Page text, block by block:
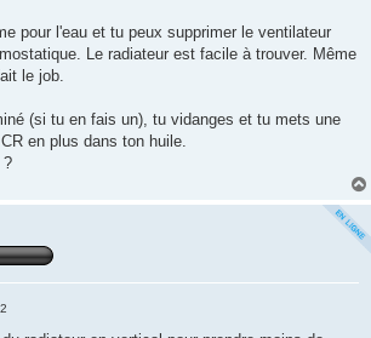
pour l'eau et tu peux supprimer le ventilateur
Le radiateur est facile à trouver. Même
le job.
(si tu en fais un), tu vidanges et tu mets une
en plus dans ton huile.
?